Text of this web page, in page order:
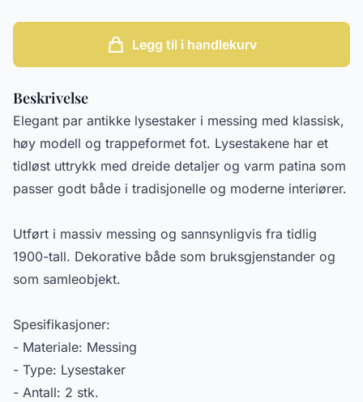
Legg til i handlekurv
Beskrivelse
Elegant par antikke lysestaker i messing med klassisk,
høy modell og trappeformet fot. Lysestakene har et
tidløst uttrykk med dreide detaljer og varm patina som
passer godt både i tradisjonelle og moderne interiører.
Utført i massiv messing og sannsynligvis fra tidlig
1900-tall. Dekorative både som bruksgjenstander og
som samleobjekt.
Spesifikasjoner:
- Materiale: Messing
- Type: Lysestaker
- Antall: 2 stk.